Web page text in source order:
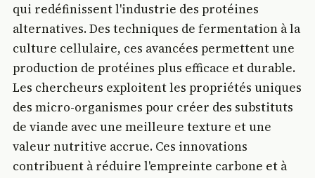
qui redéfinissent l'industrie des protéines
alternatives. Des techniques de fermentation à la
culture cellulaire, ces avancées permettent une
production de protéines plus efficace et durable.
Les chercheurs exploitent les propriétés uniques
des micro-organismes pour créer des substituts
de viande avec une meilleure texture et une
valeur nutritive accrue. Ces innovations
contribuent à réduire l'empreinte carbone et à